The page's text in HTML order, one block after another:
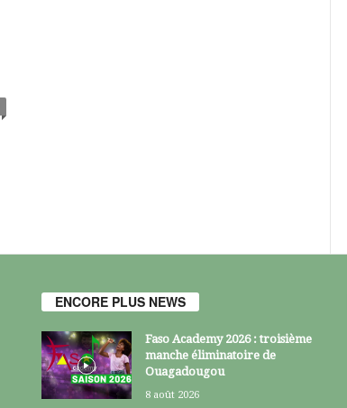
ENCORE PLUS NEWS
Faso Academy 2026 : troisième
manche éliminatoire de
Ouagadougou
8 août 2026